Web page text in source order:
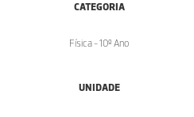
CATEGORIA
Física - 10º Ano
UNIDADE